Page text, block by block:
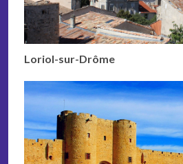
Loriol-sur-Drôme